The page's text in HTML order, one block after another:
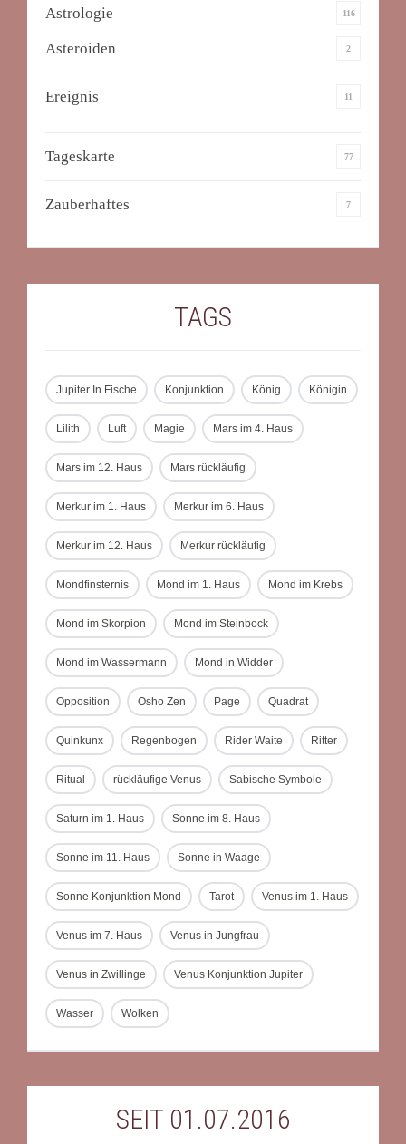
Astrologie 116
Asteroiden 2
Ereignis 11
Tageskarte 77
Zauberhaftes 7
TAGS
Jupiter In Fische Konjunktion König Königin
Lilith Luft Magie Mars im 4. Haus
Mars im 12. Haus Mars rückläufig
Merkur im 1. Haus Merkur im 6. Haus
Merkur im 12. Haus Merkur rückläufig
Mondfinsternis Mond im 1. Haus Mond im Krebs
Mond im Skorpion Mond im Steinbock
Mond im Wassermann Mond in Widder
Opposition Osho Zen Page Quadrat
Quinkunx Regenbogen Rider Waite Ritter
Ritual rückläufige Venus Sabische Symbole
Saturn im 1. Haus Sonne im 8. Haus
Sonne im 11. Haus Sonne in Waage
Sonne Konjunktion Mond Tarot Venus im 1. Haus
Venus im 7. Haus Venus in Jungfrau
Venus in Zwillinge Venus Konjunktion Jupiter
Wasser Wolken
SEIT 01.07.2016